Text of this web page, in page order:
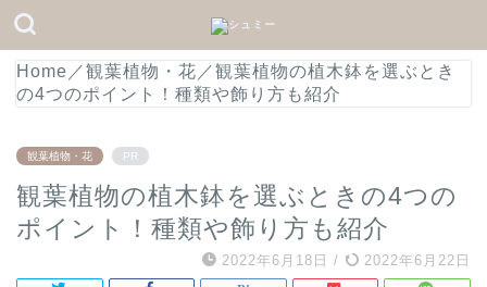
Home ／観葉植物・花 ／観葉植物の植木鉢を選ぶとき
の4つのポイント！種類や飾り方も紹介
観葉植物・花 PR
観葉植物の植木鉢を選ぶときの4つの
ポイント！種類や飾り方も紹介
2022年6月18日 / 2022年6月22日